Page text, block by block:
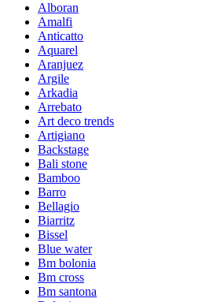
Alboran
Amalfi
Anticatto
Aquarel
Aranjuez
Argile
Arkadia
Arrebato
Art deco trends
Artigiano
Backstage
Bali stone
Bamboo
Barro
Bellagio
Biarritz
Bissel
Blue water
Bm bolonia
Bm cross
Bm santona